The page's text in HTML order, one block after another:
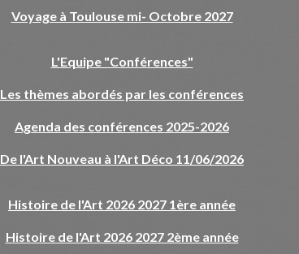
Voyage à Toulouse mi- Octobre 2027
L'Equipe "Conférences"
Les thèmes abordés par les conférences
Agenda des conférences 2025-2026
De l'Art Nouveau à l'Art Déco 11/06/2026
Histoire de l'Art 2026 2027 1ère année
Histoire de l'Art 2026 2027 2ème année